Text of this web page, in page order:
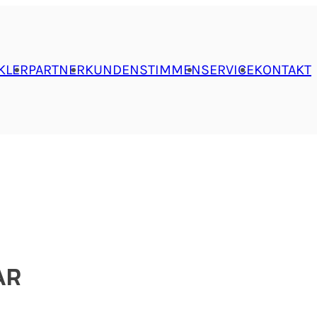
PARTNERKUNDENSTIMMENSERVICEKONTAKT